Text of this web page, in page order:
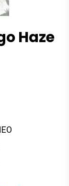
Haze